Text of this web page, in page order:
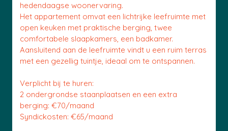
hedendaagse woonervaring.
Het appartement omvat een lichtrijke leefruimte met
open keuken met praktische berging, twee
comfortabele slaapkamers, een badkamer.
Aansluitend aan de leefruimte vindt u een ruim terras
met een gezellig tuintje, ideaal om te ontspannen.
Verplicht bij te huren:
2 ondergrondse staanplaatsen en een extra
berging: €70/maand
Syndickosten: €65/maand